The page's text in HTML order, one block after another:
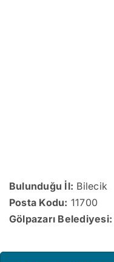
Bulunduğu İl: Bilecik
Posta Kodu: 11700
Gölpazarı Belediyesi: